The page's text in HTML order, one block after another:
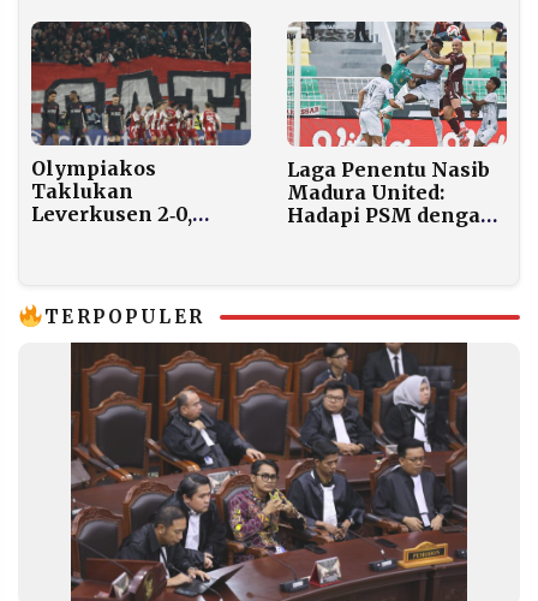
Starter
Olympiakos
Taklukan
Leverkusen 2‑0,
Laga Penentu Nasib
Madura United:
Hadapi PSM dengan
TERPOPULER